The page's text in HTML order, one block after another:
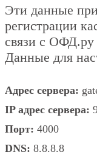
Эти данные
регистрации
связи с ОФД.ру
Данные для
Адрес сервера:
IP адрес сервера:
Порт: 4000
DNS: 8.8.8.8